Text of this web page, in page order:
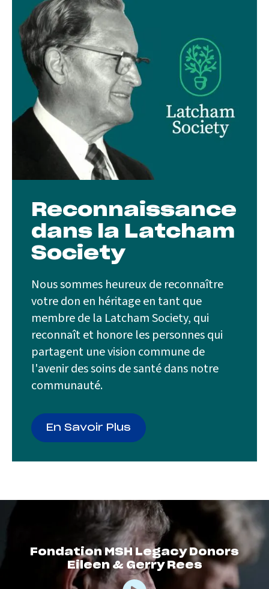
Vous pouvez mettre à jour votre testament à tout
moment, y compris si votre situation financière ou
vos intentions changent.
Aucun frais d'homologation n'est associé au don
d'une assurance-vie.
Reconnaissance
dans la Latcham
Society
Nous sommes heureux de reconnaître
votre don en héritage en tant que
membre de la Latcham Society, qui
reconnaît et honore les personnes qui
partagent une vision commune de
l'avenir des soins de santé dans notre
communauté.
En Savoir Plus
Fondation MSH Legacy Donors
Eileen & Gerry Rees